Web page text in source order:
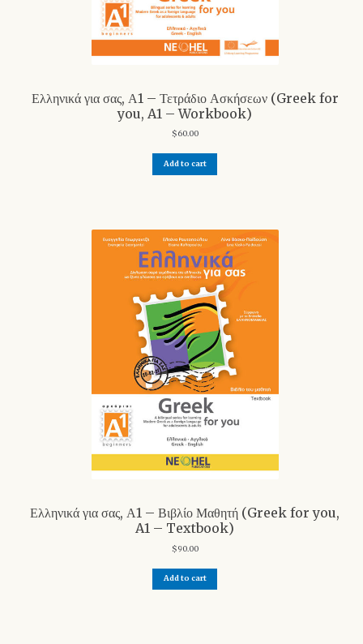
Ελληνικά για σας, Α1 – Τετράδιο Ασκήσεων (Greek for
you, A1 – Workbook)
$60.00
Add to cart
Ελληνικά για σας, Α1 – Βιβλίο Μαθητή (Greek for you,
A1 – Textbook)
$90.00
Add to cart